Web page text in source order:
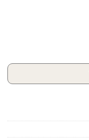
העסק" בצבע אפור